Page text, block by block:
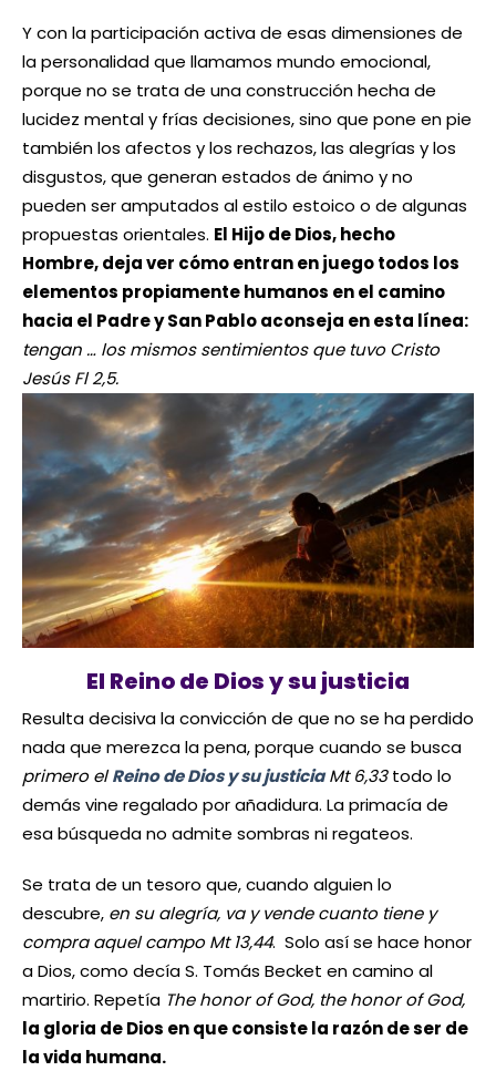
Y con la participación activa de esas dimensiones de
la personalidad que llamamos mundo emocional,
porque no se trata de una construcción hecha de
lucidez mental y frías decisiones, sino que pone en pie
también los afectos y los rechazos, las alegrías y los
disgustos, que generan estados de ánimo y no
pueden ser amputados al estilo estoico o de algunas
propuestas orientales. El Hijo de Dios, hecho
Hombre, deja ver cómo entran en juego todos los
elementos propiamente humanos en el camino
hacia el Padre y San Pablo aconseja en esta línea:
tengan … los mismos sentimientos que tuvo Cristo
Jesús Fl 2,5.
El Reino de Dios y su justicia
Resulta decisiva la convicción de que no se ha perdido
nada que merezca la pena, porque cuando se busca
primero elReino de Dios y su justicia Mt 6,33todo lo
demás vine regalado por añadidura. La primacía de
esa búsqueda no admite sombras ni regateos.
Se trata de un tesoro que, cuando alguien lo
descubre, en su alegría, va y vende cuanto tiene y
compra aquel campo Mt 13,44. Solo así se hace honor
a Dios, como decía S. Tomás Becket en camino al
martirio. Repetía The honor of God, the honor of God,
la gloria de Dios en que consiste la razón de ser de
la vida humana.